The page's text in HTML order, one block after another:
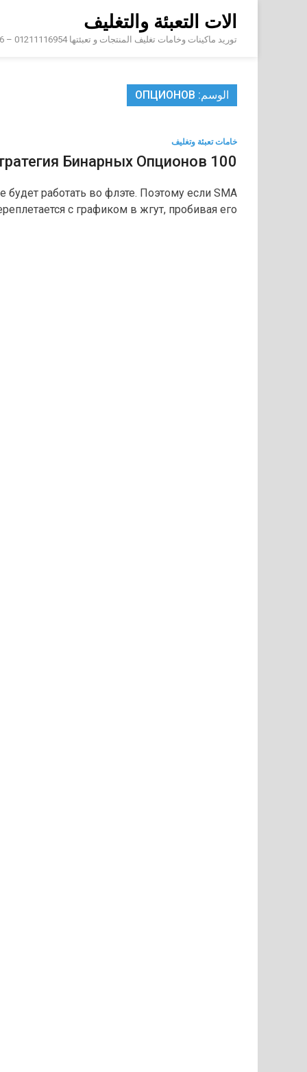
content
الات التعبئة والتغليف
توريد ماكينات وخامات تغليف المنتجات و تعبئتها 01211116954 – 01211116956 – 01211116958
الوسم: ОПЦИОНОВ
خامات تعبئة وتغليف
100 Стратегия Бинарных Опционов
работать во флэте. Поэтому если SMA
с графиком в жгут, пробивая его …